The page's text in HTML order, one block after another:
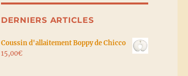
DERNIERS ARTICLES
Coussin d'allaitement Boppy de Chicco
15,00€